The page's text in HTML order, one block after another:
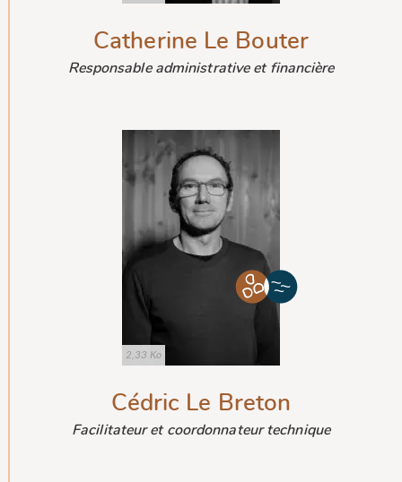
Catherine Le Bouter
Responsable administrative et financière
2,33 Ko
Cédric Le Breton
Facilitateur et coordonnateur technique